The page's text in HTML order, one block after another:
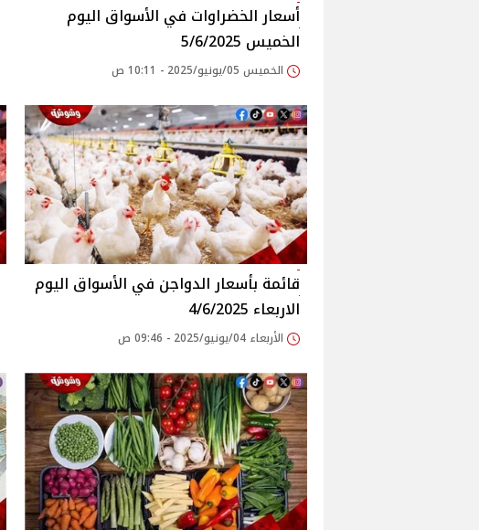
أسعار الخضراوات في الأسواق‎‎ اليوم
الخميس 5/6/2025
الخميس 05/يونيو/2025 - 10:11 ص
قائمة بأسعار الدواجن في الأسواق‎‎ اليوم
الاربعاء 4/6/2025
الأربعاء 04/يونيو/2025 - 09:46 ص